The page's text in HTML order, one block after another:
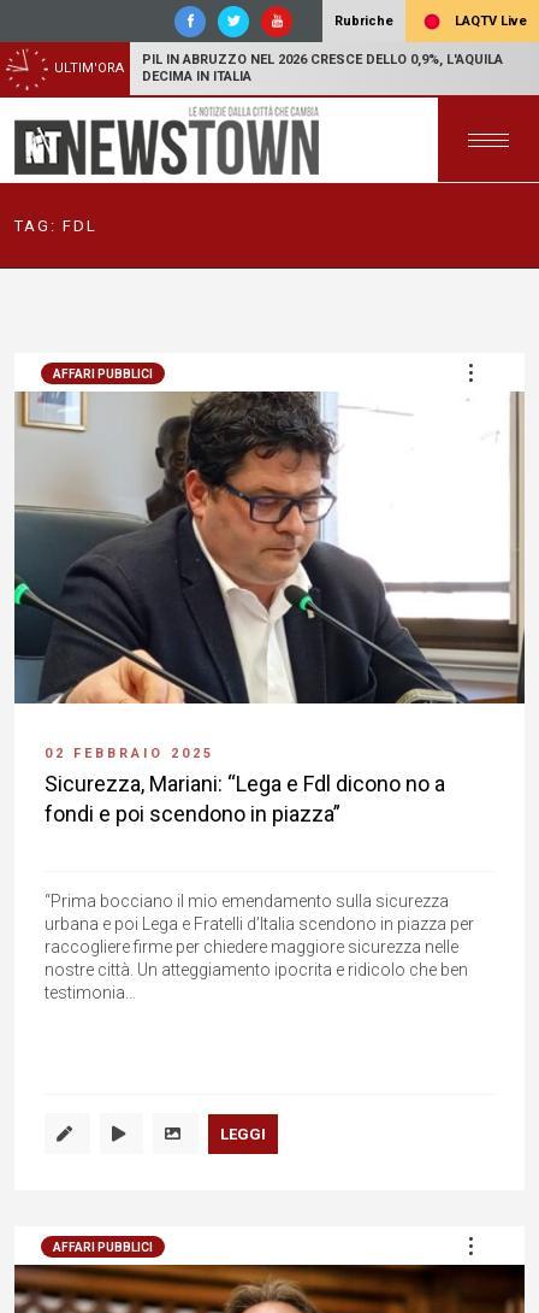
Rubriche LAQTV Live
ULTIM'ORA
PIL IN ABRUZZO NEL 2026 CRESCE DELLO 0,9%, L'AQUILA
DECIMA IN ITALIA
TAG: FDL
AFFARI PUBBLICI
02 FEBBRAIO 2025
Sicurezza, Mariani: “Lega e Fdl dicono no a
fondi e poi scendono in piazza”
“Prima bocciano il mio emendamento sulla sicurezza
urbana e poi Lega e Fratelli d’Italia scendono in piazza per
raccogliere firme per chiedere maggiore sicurezza nelle
nostre città. Un atteggiamento ipocrita e ridicolo che ben
testimonia...
LEGGI
AFFARI PUBBLICI